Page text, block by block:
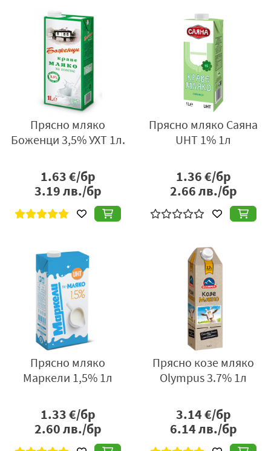
Прясно мляко
Боженци 3,5% УХТ 1л.
1.63€/бр
3.19лв./бр
Прясно мляко Саяна
UHT 1% 1л
1.36€/бр
2.66лв./бр
Прясно мляко
Маркели 1,5% 1л
1.33€/бр
2.60лв./бр
Прясно козе мляко
Olympus 3.7% 1л
3.14€/бр
6.14лв./бр